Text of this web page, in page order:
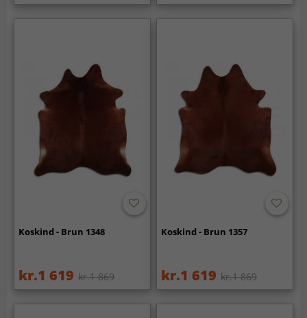
Koskind - Brun 1348
kr.1 619 kr.1 869
Koskind - Brun 1357
kr.1 619 kr.1 869